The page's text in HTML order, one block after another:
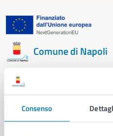
Consenso
Comune di Napoli
AMMINISTRAZIONE
Organi di governo
Municipalità